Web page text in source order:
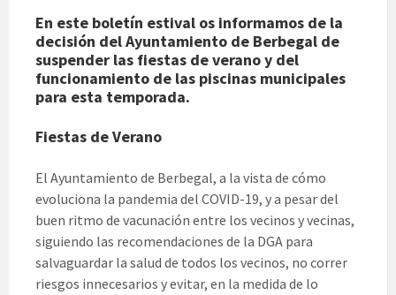
En este boletín estival os informamos de la
decisión del Ayuntamiento de Berbegal de
suspender las fiestas de verano y del
funcionamiento de las piscinas municipales
para esta temporada.
Fiestas de Verano
El Ayuntamiento de Berbegal, a la vista de cómo
evoluciona la pandemia del COVID-19, y a pesar del
buen ritmo de vacunación entre los vecinos y vecinas,
siguiendo las recomendaciones de la DGA para
salvaguardar la salud de todos los vecinos, no correr
riesgos innecesarios y evitar, en la medida de lo